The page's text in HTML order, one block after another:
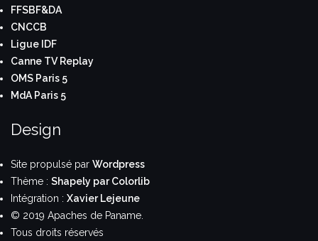
FFSBF&DA
CNCCB
Ligue IDF
Canne TV Replay
OMS Paris 5
MdA Paris 5
Design
Site propulsé par Wordpress
Thème : Shapely par Colorlib
Intégration : Xavier Lejeune
© 2019 Apaches de Paname.
Tous droits réservés